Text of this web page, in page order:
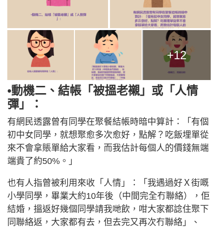
+12
•動機二、結帳「被搵老襯」或「人情
彈」：
有網民透露曾有同學在聚餐結帳時暗中算計：「有個
初中女同學，就想聚愈多次愈好，點解？吃飯埋單從
來不會拿賬單給大家看，而我估計每個人的價錢無端
端貴了約50%。」
也有人指曾被利用來收「人情」：「我遇過好Ｘ街嘅
小學同學，畢業大約10年後（中間完全冇聯絡），佢
結婚，搵返好幾個同學請我哋飲，咁大家都諗住聚下
同聯絡返，大家都有去，但去完又再次冇聯絡」、